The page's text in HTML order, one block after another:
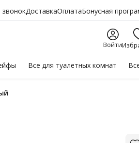
звонокДоставкаОплатаБонусная
Войти
Все для туалетных комнат